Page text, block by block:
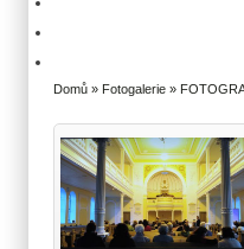
Domů » Fotogalerie »